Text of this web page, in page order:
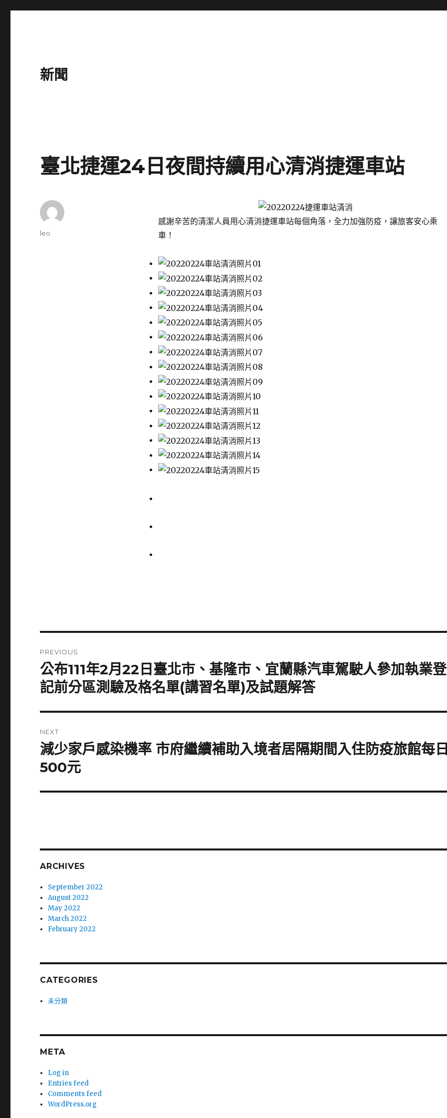
新聞
臺北捷運24日夜間持續用心清消捷運車站
感謝辛苦的清潔人員用心清消捷運車站每個角落，全力加強防疫，讓旅客安心乘
車！
Author
leo
navigation
PREVIOUS
Previous
post:
公布111年2月22日臺北市、基隆市、宜蘭縣汽車駕駛人參加執業登
記前分區測驗及格名單(講習名單)及試題解答
NEXT
Next
post:
減少家戶感染機率 市府繼續補助入境者居隔期間入住防疫旅館每
500元
ARCHIVES
September 2022
August 2022
May 2022
March 2022
February 2022
CATEGORIES
未分類
META
Log in
Entries feed
Comments feed
WordPress.org